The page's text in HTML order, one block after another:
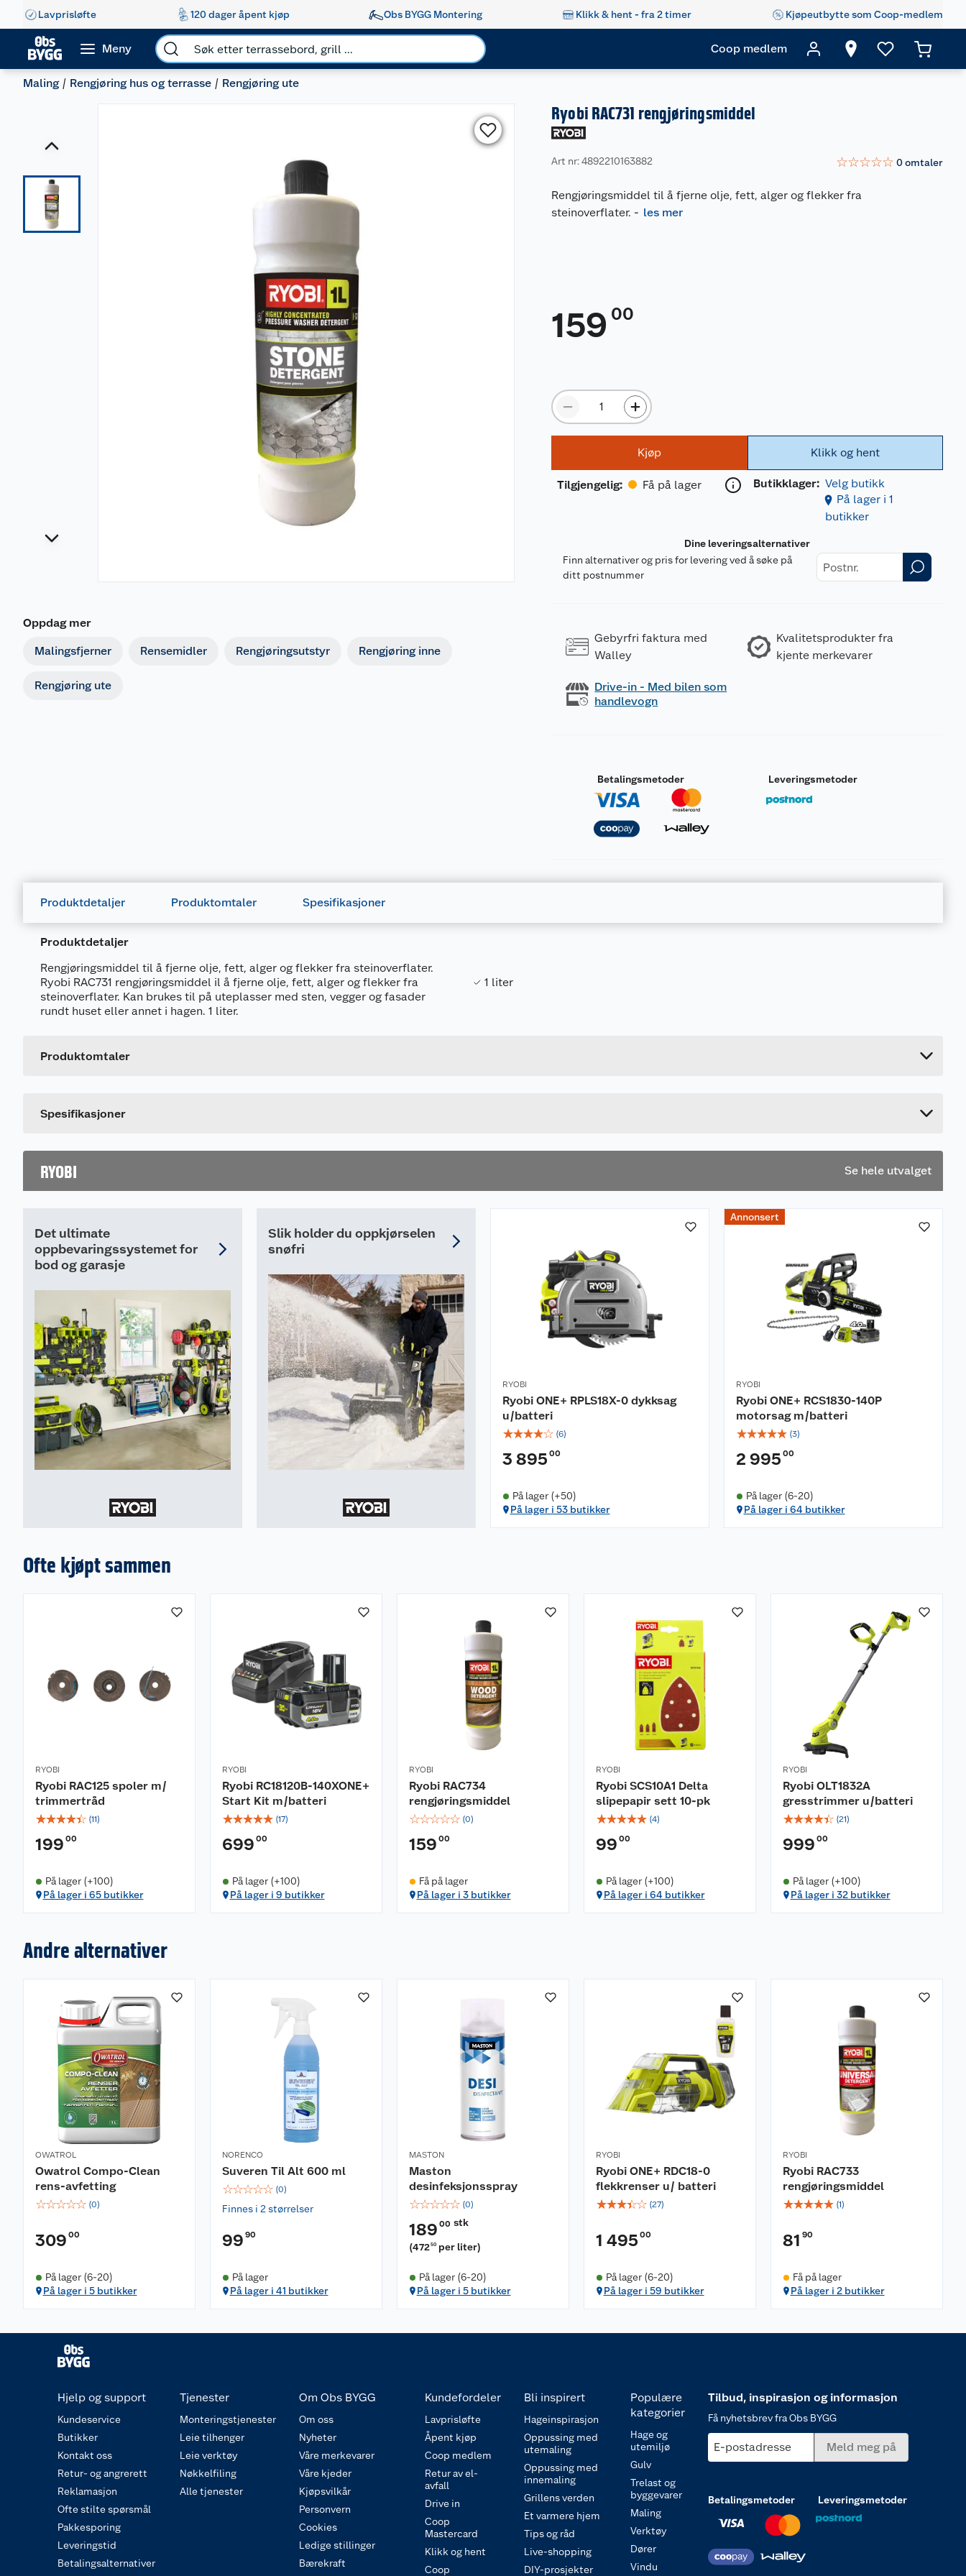
Lavprisløfte 120 dager åpent kjøp Obs BYGG Montering Klikk & hent - fra 2 timer Kjøpeutbytte som Coop-medlem
Meny Coop medlem
Maling Rengjøring hus og terrasse Rengjøring ute
Oppdag mer
Malingsfjerner Rensemidler Rengjøringsutstyr Rengjøring inne
Rengjøring ute
Ryobi RAC731 rengjøringsmiddel
Art nr: 4892210163882 ☆☆☆☆☆ 0omtaler
Rengjøringsmiddel til å fjerne olje, fett, alger og flekker fra
steinoverflater. - les mer
159 00
Kjøp
Tilgjengelig: Få på lager
Klikk og hent
Butikklager: Velg butikk
På lager i 1
butikker
Dine leveringsalternativer
Finn alternativer og pris for levering ved å søke på
ditt postnummer
Gebyrfri faktura med
Walley
Kvalitetsprodukter fra
kjente merkevarer
Drive-in - Med bilen som
handlevogn
Betalingsmetoder Leveringsmetoder
Produktdetaljer Produktomtaler Spesifikasjoner
Produktdetaljer
Rengjøringsmiddel til å fjerne olje, fett, alger og flekker fra steinoverflater.
Ryobi RAC731 rengjøringsmiddel il å fjerne olje, fett, alger og flekker fra
steinoverflater. Kan brukes til på uteplasser med sten, vegger og fasader
rundt huset eller annet i hagen. 1 liter.
1 liter
Produktomtaler
Spesifikasjoner
Generelt
Leverandørens artikkelnummer
RYOBI Se hele utvalget
Det ultimate
oppbevaringssystemet for
bod og garasje
Slik holder du oppkjørselen
snøfri
RYOBI
Ryobi ONE+ RPLS18X-0 dykksag
u/batteri
☆☆☆☆☆ (6)
3 895 00
På lager (+50)
På lager i 53 butikker
Annonsert
RYOBI
Ryobi ONE+ RCS1830-140P
motorsag m/batteri
☆☆☆☆☆ (3)
2 995 00
På lager (6-20)
På lager i 64 butikker
Ofte kjøpt sammen
RYOBI
Ryobi RAC125 spoler m/
trimmertråd
☆☆☆☆☆ (11)
199 00
På lager (+100)
På lager i 65 butikker
RYOBI
Ryobi RC18120B-140XONE+
Start Kit m/batteri
☆☆☆☆☆ (17)
699 00
På lager (+100)
På lager i 9 butikker
RYOBI
Ryobi RAC734
rengjøringsmiddel
☆☆☆☆☆ (0)
159 00
Få på lager
På lager i 3 butikker
RYOBI
Ryobi SCS10A1 Delta
slipepapir sett 10-pk
☆☆☆☆☆ (4)
99 00
På lager (+100)
På lager i 64 butikker
RYOBI
Ryobi OLT1832A
gresstrimmer u/batteri
☆☆☆☆☆ (21)
999 00
På lager (+100)
På lager i 32 butikker
Andre alternativer
OWATROL
Owatrol Compo-Clean
rens-avfetting
☆☆☆☆☆ (0)
309 00
På lager (6-20)
På lager i 5 butikker
NORENCO
Suveren Til Alt 600 ml
☆☆☆☆☆ (0)
Finnes i 2 størrelser
99 90
På lager
På lager i 41 butikker
MASTON
Maston
desinfeksjonsspray
☆☆☆☆☆ (0)
189 00 stk
(47250 per liter)
På lager (6-20)
På lager i 5 butikker
RYOBI
Ryobi ONE+ RDC18-0
flekkrenser u/ batteri
☆☆☆☆☆ (27)
1 495 00
På lager (6-20)
På lager i 59 butikker
RYOBI
Ryobi RAC733
rengjøringsmiddel
☆☆☆☆☆ (1)
81 90
Få på lager
På lager i 2 butikker
Hjelp og support
Kundeservice
Butikker
Kontakt oss
Retur- og angrerett
Reklamasjon
Ofte stilte spørsmål
Pakkesporing
Leveringstid
Betalingsalternativer
Tjenester
Monteringstjenester
Leie tilhenger
Leie verktøy
Nøkkelfiling
Alle tjenester
Om Obs BYGG
Om oss
Nyheter
Våre merkevarer
Våre kjeder
Kjøpsvilkår
Personvern
Cookies
Ledige stillinger
Bærekraft
Kundefordeler
Lavprisløfte
Åpent kjøp
Coop medlem
Retur av el-
avfall
Drive in
Coop
Mastercard
Klikk og hent
Coop
Bli inspirert
Hageinspirasjon
Oppussing med
utemaling
Oppussing med
innemaling
Grillens verden
Et varmere hjem
Tips og råd
Live-shopping
DIY-prosjekter
Populære
kategorier
Hage og
utemiljø
Gulv
Trelast og
byggevarer
Maling
Verktøy
Dører
Vindu
Tilbud, inspirasjon og informasjon
Få nyhetsbrev fra Obs BYGG
E-postadresse Meld meg på
Betalingsmetoder Leveringsmetoder